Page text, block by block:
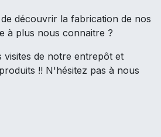
découvrir la fabrication de nos
à plus nous connaitre ?
visites de notre entrepôt et
!! N'hésitez pas à nous